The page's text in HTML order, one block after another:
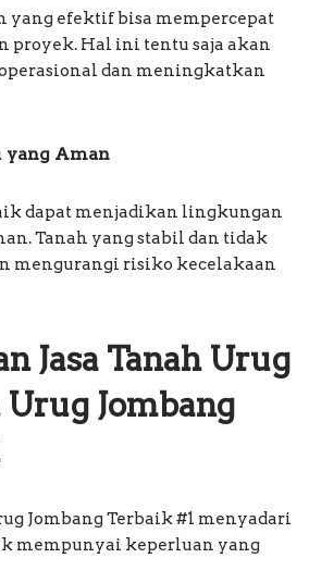
yang efektif bisa mempercepat
proyek. Hal ini tentu saja akan
dan meningkatkan
Aman
dapat menjadikan lingkungan
Tanah yang stabil dan tidak
mengurangi risiko kecelakaan
Jasa Tanah Urug
Urug Jombang
Jombang Terbaik #1 menyadari
mempunyai keperluan yang